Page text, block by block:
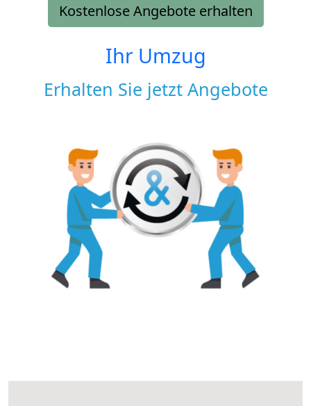
Kostenlose Angebote erhalten
Ihr Umzug
Erhalten Sie jetzt Angebote